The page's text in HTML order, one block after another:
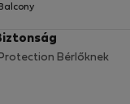
Bérlőknek